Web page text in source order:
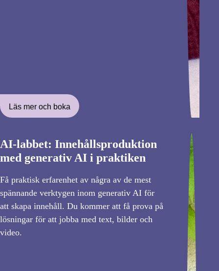
Läs mer och boka
AI-labbet: Innehållsproduktion
med generativ AI i praktiken
Få praktisk erfarenhet av några av de mest
spännande verktygen inom generativ AI för
att skapa innehåll. Du kommer att få prova på
lösningar för att jobba med text, bilder och
video.